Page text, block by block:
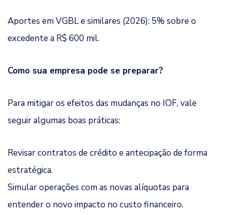
Aportes em VGBL e similares (2026): 5% sobre o
excedente a R$ 600 mil.
Como sua empresa pode se preparar?
Para mitigar os efeitos das mudanças no IOF, vale
seguir algumas boas práticas:
Revisar contratos de crédito e antecipação de forma
estratégica.
Simular operações com as novas alíquotas para
entender o novo impacto no custo financeiro.